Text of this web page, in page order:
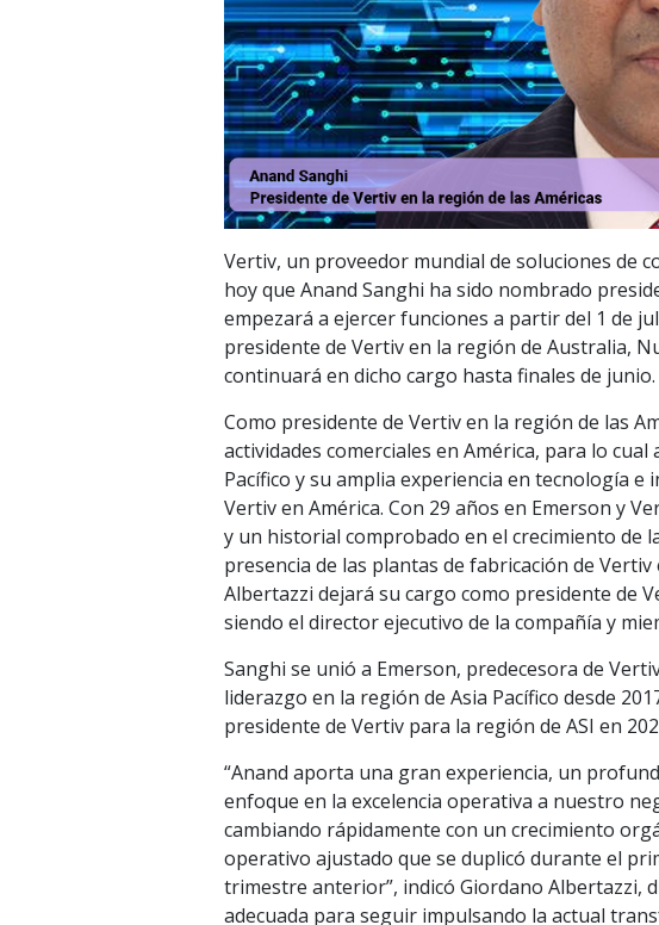
Vertiv, un proveedor mundial de soluciones de
hoy que Anand Sanghi ha sido nombrado
empezará a ejercer funciones a partir del 1 de
presidente de Vertiv en la región de Australia,
continuará en dicho cargo hasta finales de junio.
Como presidente de Vertiv en la región de las
actividades comerciales en América, para lo
Pacífico y su amplia experiencia en tecnología
Vertiv en América. Con 29 años en Emerson y
y un historial comprobado en el crecimiento de
presencia de las plantas de fabricación de
Albertazzi dejará su cargo como presidente de
siendo el director ejecutivo de la compañía y
Sanghi se unió a Emerson, predecesora de
liderazgo en la región de Asia Pacífico desde
presidente de Vertiv para la región de ASI en
“Anand aporta una gran experiencia, un
enfoque en la excelencia operativa a nuestro
cambiando rápidamente con un crecimiento
operativo ajustado que se duplicó durante el
trimestre anterior”, indicó Giordano Albertazzi,
adecuada para seguir impulsando la actual